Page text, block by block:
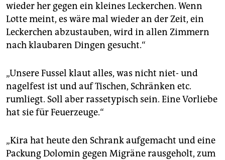
wieder her gegen ein kleines Leckerchen. Wenn
Lotte meint, es wäre mal wieder an der Zeit, ein
Leckerchen abzustauben, wird in allen Zimmern
nach klaubaren Dingen gesucht.“
„Unsere Fussel klaut alles, was nicht niet- und
nagelfest ist und auf Tischen, Schränken etc.
rumliegt. Soll aber rassetypisch sein. Eine Vorliebe
hat sie für Feuerzeuge.“
„Kira hat heute den Schrank aufgemacht und eine
Packung Dolomin gegen Migräne rausgeholt, zum